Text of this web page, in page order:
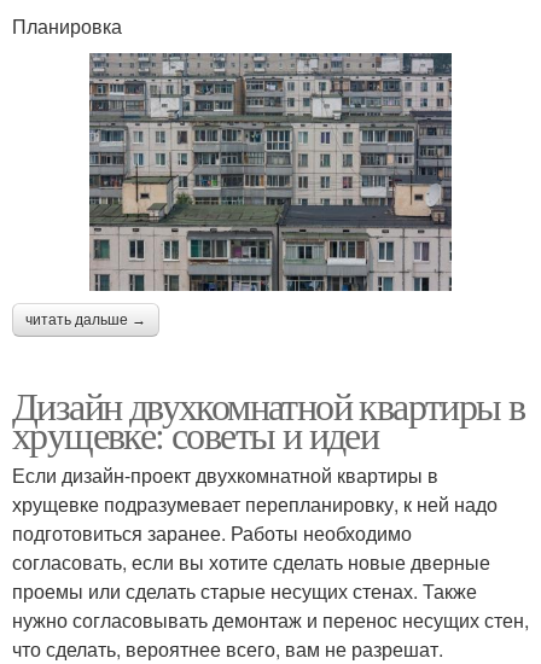
Планировка
читать дальше →
Дизайн двухкомнатной квартиры в
хрущевке: советы и идеи
Если дизайн-проект двухкомнатной квартиры в
хрущевке подразумевает перепланировку, к ней надо
подготовиться заранее. Работы необходимо
согласовать, если вы хотите сделать новые дверные
проемы или сделать старые несущих стенах. Также
нужно согласовывать демонтаж и перенос несущих стен,
что сделать, вероятнее всего, вам не разрешат.